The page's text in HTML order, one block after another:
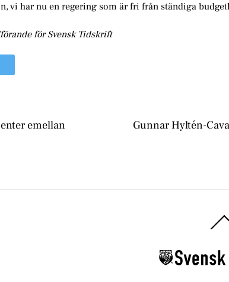
vi har nu en regering som är fri från ständiga
för Svensk Tidskrift
emellan Gunnar Hyltén-